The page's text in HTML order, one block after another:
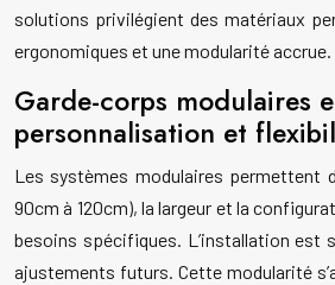
solutions privilégient des matériaux
ergonomiques et une modularité accrue.
Garde-corps modulaires
personnalisation et
Les systèmes modulaires permettent
90cm à 120cm), la largeur et la
besoins spécifiques. L’installation est
ajustements futurs. Cette modularité